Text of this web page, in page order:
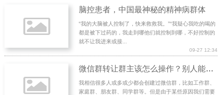
脑控患者，中国最神秘的精神病群体
“我的大脑被人控制了，快来救救我。”“我疑心我吃的喝的
都是被下过药的，我走到哪他们就控制到哪，不好控制的
就不让我进来或接...
09-27 12:34
微信群转让群主该怎么操作？别人能看到提示吗？这个群还是我的吗？
我相信很多人或多或少都会创建过微信群，比如工作群、
家庭群、朋友群、同学群等。但是由于某些原因我们需要